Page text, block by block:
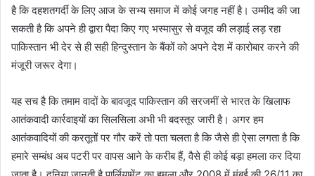
है कि दहशतगर्दी के लिए आज के सभ्य समाज में कोई जगह नहीं है। उम्मीद की जा
सकती है कि अपने ही द्वारा पैदा किए गए भस्मासुर से वजूद की लड़ाई लड़ रहा
पाकिस्तान भी देर से ही सही हिन्दुस्तान के बैंकों को अपने देश में कारोबार करने की
मंजूरी जरूर देगा।
यह सच है कि तमाम वादों के बावजूद पाकिस्तान की सरजमीं से भारत के खिलाफ
आतंकवादी कार्रवाइयों का सिलसिला अभी भी बदस्तूर जारी है। अगर हम
आतंकवादियों की करतूतों पर गौर करें तो पता चलता है कि जैसे ही ऐसा लगता है कि
हमारे सम्बंध अब पटरी पर वापस आने के करीब हैं, वैसे ही कोई बड़ा हमला कर दिया